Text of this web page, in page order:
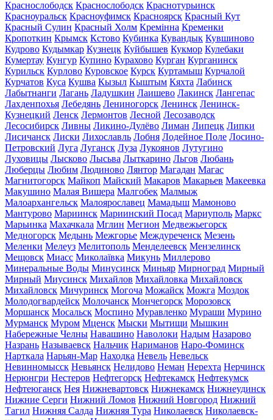
Краснослободск Краснослободск Краснотурьинск
Красноуральск Красноуфимск Красноярск Красный Кут
Красный Сулин Красный Холм Кремінна Кременки
Кропоткин Крымск Кстово Кубинка Кувандык Кувшиново
Кудрово Кудымкар Кузнецк Куйбышев Кукмор Кулебаки
Кумертау Кунгур Купино Курахово Курган Курганинск
Курильск Курлово Куровское Курск Куртамыш Курчалой
Курчатов Куса Кушва Кызыл Кыштым Кяхта Лабинск
Лабытнанги Лагань Ладушкин Лаишево Лакинск Лангепас
Лахденпохья Лебедянь Лениногорск Ленинск Ленинск-
Кузнецкий Ленск Лермонтов Лесной Лесозаводск
Лесосибирск Ливны Ликино-Дулёво Лиман Липецк Липки
Лисичанск Лиски Лихославль Лобня Лодейное Поле Лосино-
Петровский Луга Луганск Луза Лукоянов Лутугино
Луховицы Лысково Лысьва Лыткарино Льгов Любань
Люберцы Любим Людиново Лянтор Магадан Магас
Магнитогорск Майкоп Майский Макаров Макарьев Макеевка
Макушино Малая Вишера Малгобек Малмыж
Малоархангельск Малоярославец Мамадыш Мамоново
Мантурово Мариинск Мариинский Посад Мариуполь Маркс
Марьинка Махачкала Мглин Мегион Медвежьегорск
Медногорск Медынь Межгорье Междуреченск Мезень
Меленки Мелеуз Мелитополь Менделеевск Мензелинск
Мещовск Миасс Миколаївка Микунь Миллерово
Минеральные Воды Минусинск Миньяр Мирноград Мирный
Мирный Миусинск Михайлов Михайловка Михайловск
Михайловск Мичуринск Могоча Можайск Можга Моздок
Молодогвардейск Молочанск Мончегорск Морозовск
Моршанск Мосальск Моспино Муравленко Мураши Мурино
Мурманск Муром Мценск Мыски Мытищи Мышкин
Набережные Челны Навашино Наволоки Надым Назарово
Назрань Называевск Нальчик Нариманов Наро-Фоминск
Нарткала Нарьян-Мар Находка Невель Невельск
Невинномысск Невьянск Нелидово Неман Нерехта Нерчинск
Нерюнгри Нестеров Нефтегорск Нефтекамск Нефтекумск
Нефтеюганск Нея Нижневартовск Нижнекамск Нижнеудинск
Нижние Серги Нижний Ломов Нижний Новгород Нижний
Тагил Нижняя Салда Нижняя Тура Николаевск Николаевск-